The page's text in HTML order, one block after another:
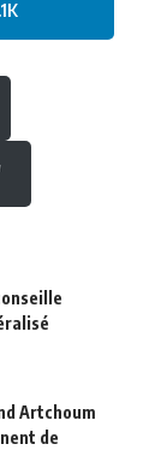
Artchoum
de